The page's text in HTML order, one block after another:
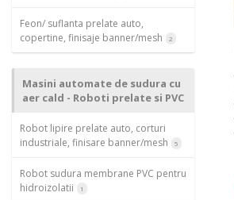
Feon/ suflanta prelate auto,
copertine, finisaje banner/mesh
2
Masini automate de sudura cu
aer cald - Roboti prelate si PVC
Robot lipire prelate auto, corturi
industriale, finisare banner/mesh
5
Robot sudura membrane PVC pentru
hidroizolatii
1